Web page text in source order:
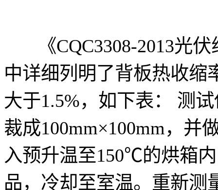
《CQC3308-2013光伏
中详细列明了背板热收缩
大于1.5%，如下表： 测
裁成100mm×100mm，并
入预升温至150℃的烘箱
品，冷却至室温。重新测